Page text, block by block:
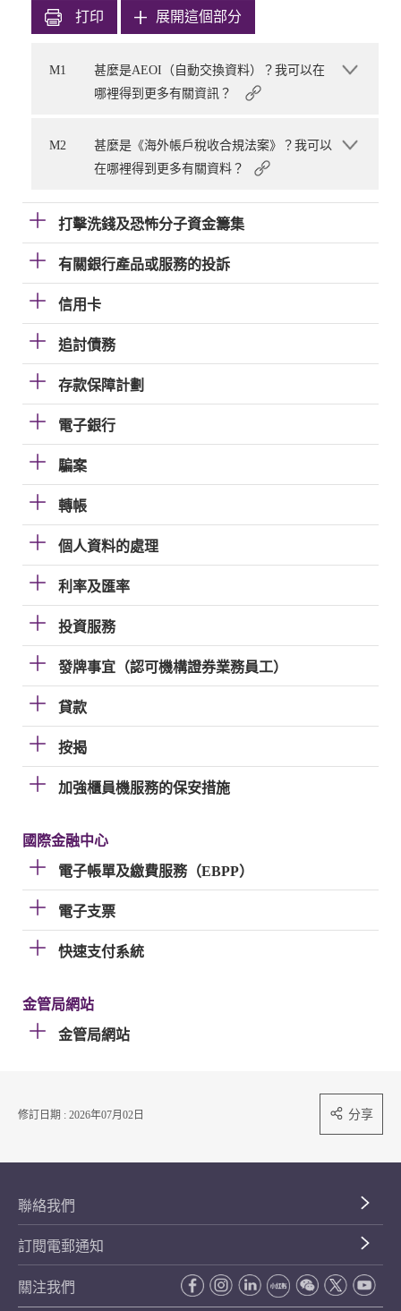
打印 展開這個部分
M1
甚麼是AEOI（自動交換資料）？我可以在
哪裡得到更多有關資訊？
M2
甚麼是《海外帳戶稅收合規法案》？我可以
在哪裡得到更多有關資料？
打擊洗錢及恐怖分子資金籌集
有關銀行產品或服務的投訴
信用卡
追討債務
存款保障計劃
電子銀行
騙案
轉帳
個人資料的處理
利率及匯率
投資服務
發牌事宜（認可機構證券業務員工）
貸款
按揭
加強櫃員機服務的保安措施
國際金融中心
電子帳單及繳費服務（EBPP）
電子支票
快速支付系統
金管局網站
金管局網站
修訂日期 : 2026年07月02日 分享
聯絡我們
訂閱電郵通知
關注我們